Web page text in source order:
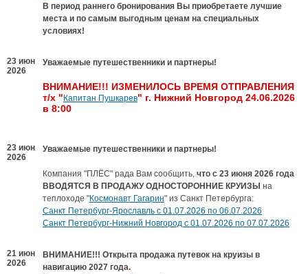
В период раннего бронирования Вы приобретаете лучшие
места и по самым выгодным ценам на специальных
условиях!
23 июн
2026
Уважаемые путешественники и партнеры!
ВНИМАНИЕ!!! ИЗМЕНИЛОСЬ ВРЕМЯ ОТПРАВЛЕНИЯ
т/х " Капитан Пушкарев" г. Нижний Новгород 24.06.2026
в 8:00
23 июн
2026
Уважаемые путешественники и партнеры!
Компания "ПЛЁС" рада Вам сообщить, что с 23 июня 2026 года
ВВОДЯТСЯ В ПРОДАЖУ ОДНОСТОРОННИЕ КРУИЗЫ на
теплоходе "Космонавт Гагарин" из Санкт Петербурга:
Санкт Петербург-Ярославль c 01.07.2026 по 06.07.2026
Санкт Петербург-Нижний Новгород c 01.07.2026 по 07.07.2026
21 июн
2026
ВНИМАНИЕ!!! Открыта продажа путевок на круизы в
навигацию 2027 года.